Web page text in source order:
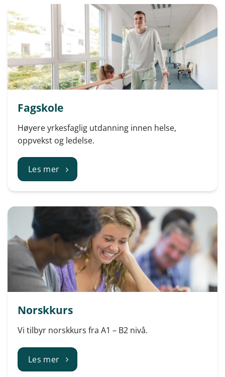
Fagskole
Høyere yrkesfaglig utdanning innen helse,
oppvekst og ledelse.
Les mer
Norskkurs
Vi tilbyr norskkurs fra A1 – B2 nivå.
Les mer